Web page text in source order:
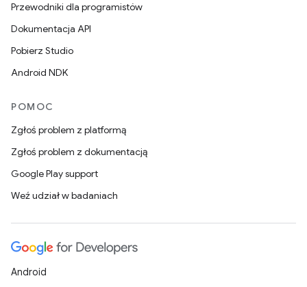
Przewodniki dla programistów
Dokumentacja API
Pobierz Studio
Android NDK
POMOC
Zgłoś problem z platformą
Zgłoś problem z dokumentacją
Google Play support
Weź udział w badaniach
Android